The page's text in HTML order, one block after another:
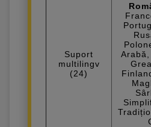
Suport
multilingv
(24)
Arabă,